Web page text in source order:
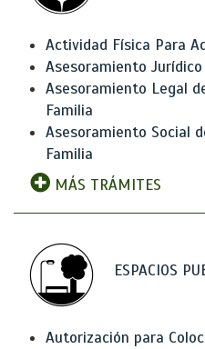
Actividad Física Para
Asesoramiento
Asesoramiento Legal
Familia
Asesoramiento Social
Familia
MÁS TRÁMITES
ESPACIOS
Autorización para